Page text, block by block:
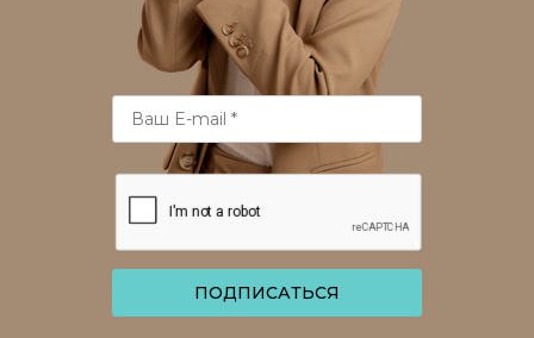
ПОДПИСАТЬСЯ